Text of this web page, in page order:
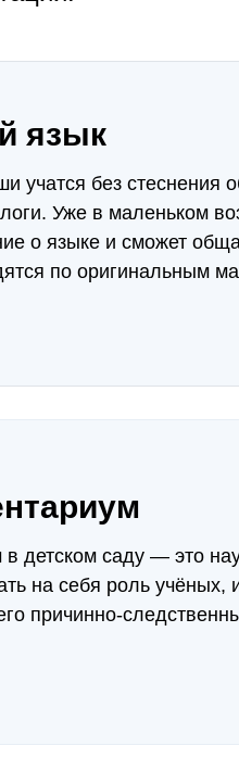
язык
учатся без стеснения
Уже в маленьком
о языке и сможет
по оригинальным
детском саду — это
на себя роль учёных,
причинно-